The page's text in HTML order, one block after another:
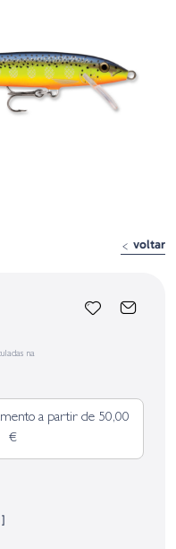
voltar
na
a partir de 50,00
€
]